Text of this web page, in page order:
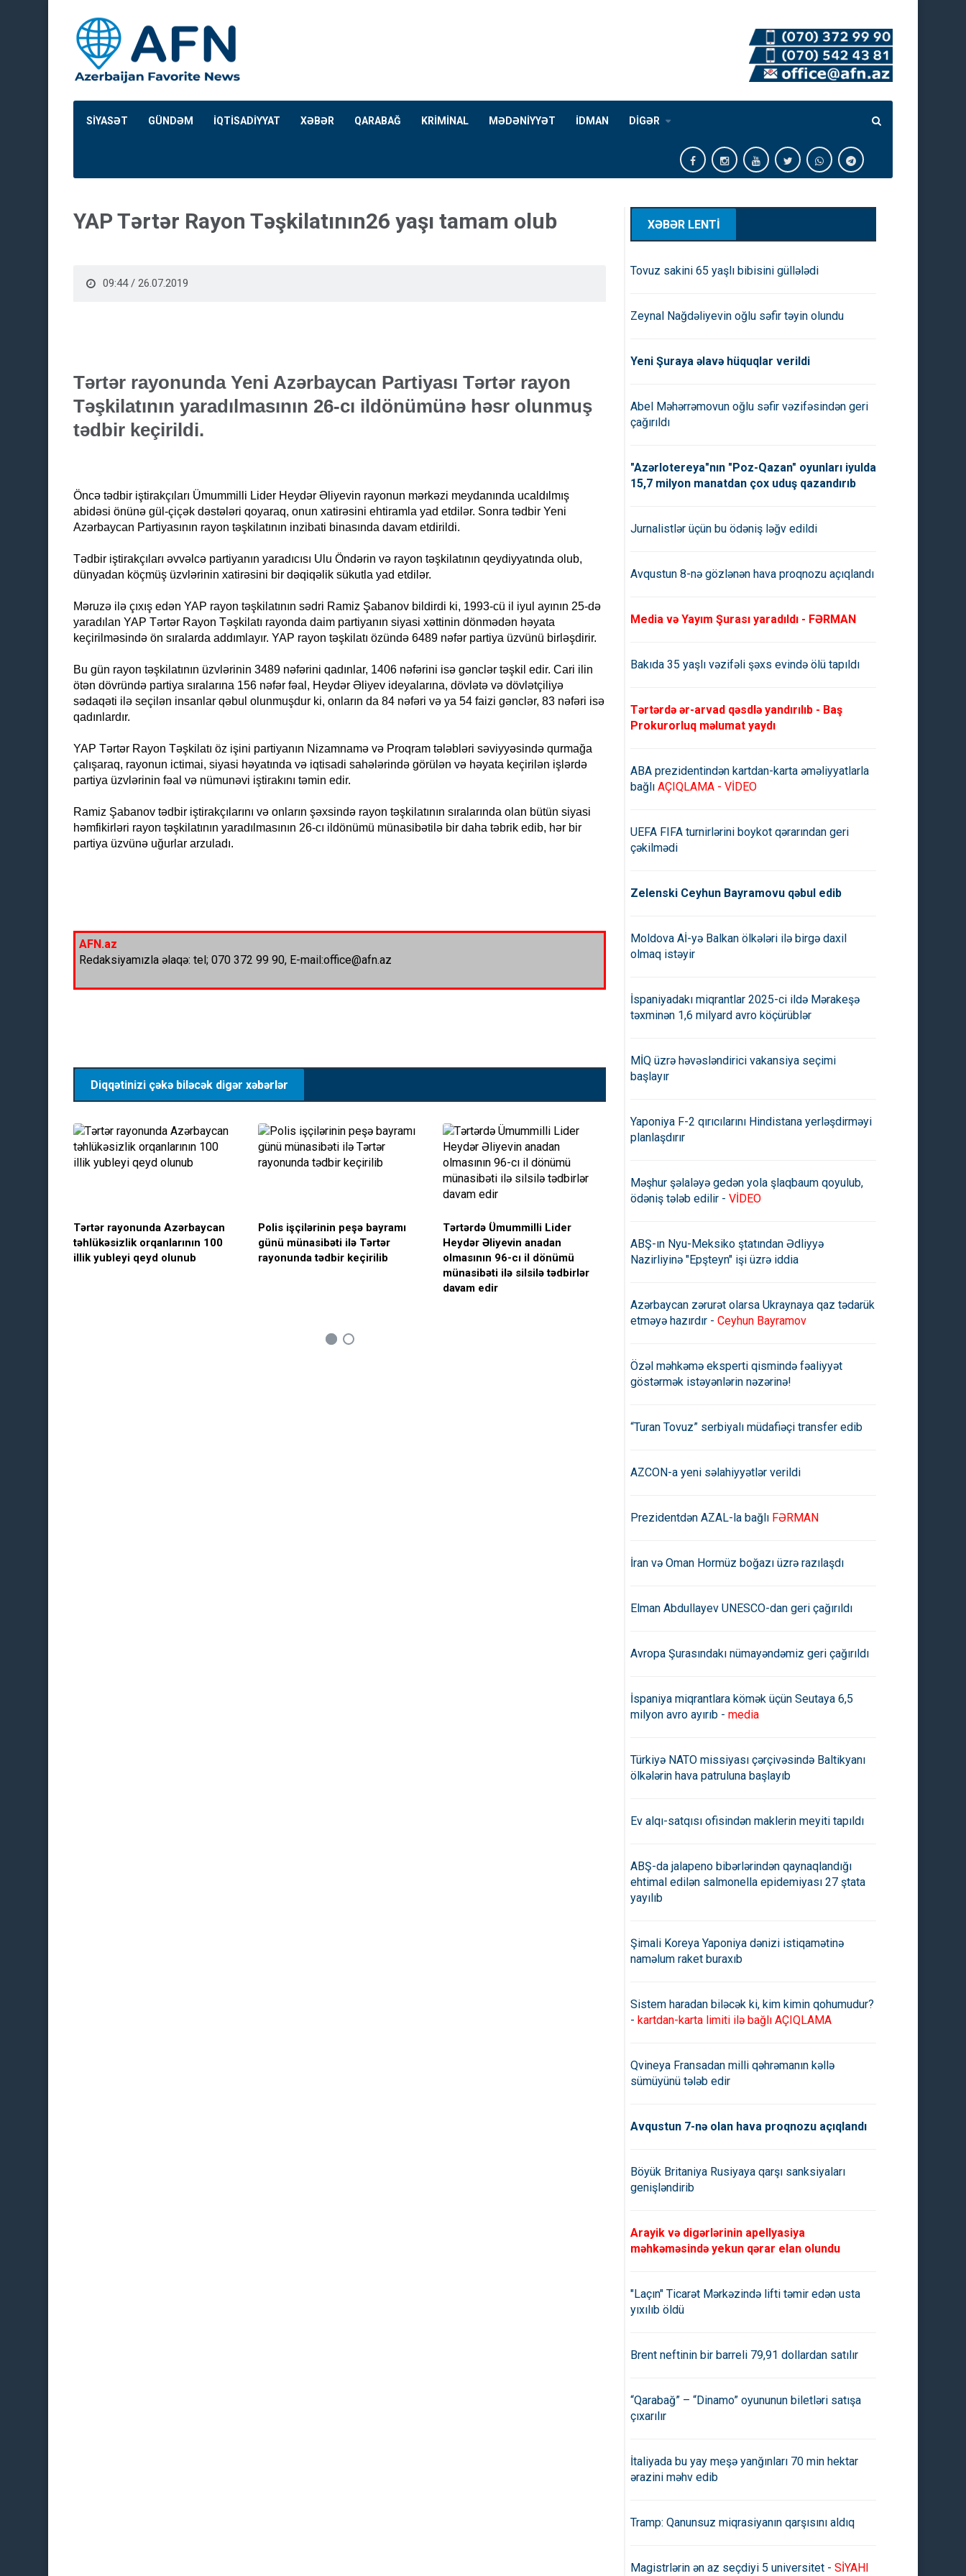
SİYASƏT GÜNDƏM İQTİSADİYYAT XƏBƏR QARABAĞ KRİMİNAL MƏDƏNİYYƏT İDMAN DİGƏR
YAP Tərtər Rayon Təşkilatının26 yaşı tamam olub
09:44 / 26.07.2019
Tərtər rayonunda Yeni Azərbaycan Partiyası Tərtər rayon
Təşkilatının yaradılmasının 26-cı ildönümünə həsr olunmuş
tədbir keçirildi.
Öncə tədbir iştirakçıları Ümummilli Lider Heydər Əliyevin rayonun mərkəzi meydanında ucaldılmış
abidəsi önünə gül-çiçək dəstələri qoyaraq, onun xatirəsini ehtiramla yad etdilər. Sonra tədbir Yeni
Azərbaycan Partiyasının rayon təşkilatının inzibati binasında davam etdirildi.
Tədbir iştirakçıları əvvəlcə partiyanın yaradıcısı Ulu Öndərin və rayon təşkilatının qeydiyyatında olub,
dünyadan köçmüş üzvlərinin xatirəsini bir dəqiqəlik sükutla yad etdilər.
Məruzə ilə çıxış edən YAP rayon təşkilatının sədri Ramiz Şabanov bildirdi ki, 1993-cü il iyul ayının 25-də
yaradılan YAP Tərtər Rayon Təşkilatı rayonda daim partiyanın siyasi xəttinin dönmədən həyata
keçirilməsində ön sıralarda addımlayır. YAP rayon təşkilatı özündə 6489 nəfər partiya üzvünü birləşdirir.
Bu gün rayon təşkilatının üzvlərinin 3489 nəfərini qadınlar, 1406 nəfərini isə gənclər təşkil edir. Cari ilin
ötən dövründə partiya sıralarına 156 nəfər fəal, Heydər Əliyev ideyalarına, dövlətə və dövlətçiliyə
sədaqəti ilə seçilən insanlar qəbul olunmuşdur ki, onların da 84 nəfəri və ya 54 faizi gənclər, 83 nəfəri isə
qadınlardır.
YAP Tərtər Rayon Təşkilatı öz işini partiyanın Nizamnamə və Proqram tələbləri səviyyəsində qurmağa
çalışaraq, rayonun ictimai, siyasi həyatında və iqtisadi sahələrində görülən və həyata keçirilən işlərdə
partiya üzvlərinin fəal və nümunəvi iştirakını təmin edir.
Ramiz Şabanov tədbir iştirakçılarını və onların şəxsində rayon təşkilatının sıralarında olan bütün siyasi
həmfikirləri rayon təşkilatının yaradılmasının 26-cı ildönümü münasibətilə bir daha təbrik edib, hər bir
partiya üzvünə uğurlar arzuladı.
AFN.az
Redaksiyamızla əlaqə: tel; 070 372 99 90, E-mail:office@afn.az
Diqqətinizi çəkə biləcək digər xəbərlər
Tərtər rayonunda Azərbaycan
təhlükəsizlik orqanlarının 100
illik yubleyi qeyd olunub
Polis işçilərinin peşə bayramı
günü münasibəti ilə Tərtər
rayonunda tədbir keçirilib
Tərtərdə Ümummilli Lider
Heydər Əliyevin anadan
olmasının 96-cı il dönümü
münasibəti ilə silsilə tədbirlər
davam edir
Gənclər Birliyinin V hesabat-
seçki konfransı keçirilib
Hacıyev və Məlahət
XƏBƏR LENTİ
Tovuz sakini 65 yaşlı bibisini güllələdi
Zeynal Nağdəliyevin oğlu səfir təyin olundu
Yeni Şuraya əlavə hüquqlar verildi
Abel Məhərrəmovun oğlu səfir vəzifəsindən geri
çağırıldı
"Azərlotereya"nın "Poz-Qazan" oyunları iyulda
15,7 milyon manatdan çox uduş qazandırıb
Jurnalistlər üçün bu ödəniş ləğv edildi
Avqustun 8-nə gözlənən hava proqnozu açıqlandı
Media və Yayım Şurası yaradıldı - FƏRMAN
Bakıda 35 yaşlı vəzifəli şəxs evində ölü tapıldı
Tərtərdə ər-arvad qəsdlə yandırılıb - Baş
Prokurorluq məlumat yaydı
ABA prezidentindən kartdan-karta əməliyyatlarla
bağlı AÇIQLAMA - VİDEO
UEFA FIFA turnirlərini boykot qərarından geri
çəkilmədi
Zelenski Ceyhun Bayramovu qəbul edib
Moldova Aİ-yə Balkan ölkələri ilə birgə daxil
olmaq istəyir
İspaniyadakı miqrantlar 2025-ci ildə Mərakeşə
təxminən 1,6 milyard avro köçürüblər
MİQ üzrə həvəsləndirici vakansiya seçimi
başlayır
Yaponiya F-2 qırıcılarını Hindistana yerləşdirməyi
planlaşdırır
Məşhur şəlaləyə gedən yola şlaqbaum qoyulub,
ödəniş tələb edilir - VİDEO
ABŞ-ın Nyu-Meksiko ştatından Ədliyyə
Nazirliyinə "Epşteyn" işi üzrə iddia
Azərbaycan zərurət olarsa Ukraynaya qaz tədarük
etməyə hazırdır - Ceyhun Bayramov
Özəl məhkəmə eksperti qismində fəaliyyət
göstərmək istəyənlərin nəzərinə!
“Turan Tovuz” serbiyalı müdafiəçi transfer edib
AZCON-a yeni səlahiyyətlər verildi
Prezidentdən AZAL-la bağlı FƏRMAN
İran və Oman Hormüz boğazı üzrə razılaşdı
Elman Abdullayev UNESCO-dan geri çağırıldı
Avropa Şurasındakı nümayəndəmiz geri çağırıldı
İspaniya miqrantlara kömək üçün Seutaya 6,5
milyon avro ayırıb - media
Türkiyə NATO missiyası çərçivəsində Baltikyanı
ölkələrin hava patruluna başlayıb
Ev alqı-satqısı ofisindən maklerin meyiti tapıldı
ABŞ-da jalapeno bibərlərindən qaynaqlandığı
ehtimal edilən salmonella epidemiyası 27 ştata
yayılıb
Şimali Koreya Yaponiya dənizi istiqamətinə
naməlum raket buraxıb
Sistem haradan biləcək ki, kim kimin qohumudur?
- kartdan-karta limiti ilə bağlı AÇIQLAMA
Qvineya Fransadan milli qəhrəmanın kəllə
sümüyünü tələb edir
Avqustun 7-nə olan hava proqnozu açıqlandı
Böyük Britaniya Rusiyaya qarşı sanksiyaları
genişləndirib
Arayik və digərlərinin apellyasiya
məhkəməsində yekun qərar elan olundu
"Laçın" Ticarət Mərkəzində lifti təmir edən usta
yıxılıb öldü
Brent neftinin bir barreli 79,91 dollardan satılır
“Qarabağ” – “Dinamo” oyununun biletləri satışa
çıxarılır
İtaliyada bu yay meşə yanğınları 70 min hektar
ərazini məhv edib
Tramp: Qanunsuz miqrasiyanın qarşısını aldıq
Magistrlərin ən az seçdiyi 5 universitet - SİYAHI